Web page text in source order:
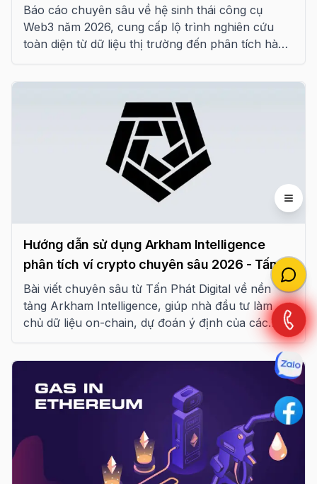
Blockchain năm 2026
Báo cáo chuyên sâu về hệ sinh thái công cụ
Web3 năm 2026, cung cấp lộ trình nghiên cứu
toàn diện từ dữ liệu thị trường đến phân tích hành
Hướng dẫn sử dụng Arkham Intelligence
phân tích ví crypto chuyên sâu 2026 - Tấn
Phát Digital
Bài viết chuyên sâu từ Tấn Phát Digital về nền
tảng Arkham Intelligence, giúp nhà đầu tư làm
chủ dữ liệu on-chain, dự đoán ý định của các
thực thể lớn và tối ưu hóa chiến lược giao dịch